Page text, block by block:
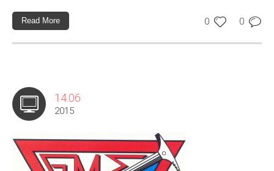
0 0
Read More
14.06
2015